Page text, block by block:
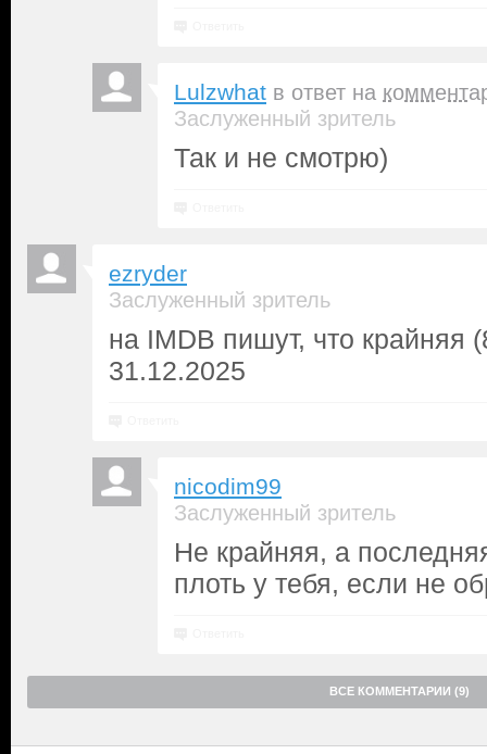
Lulzwhat в ответ на
Заслуженный зритель
Так и не смотрю)
ezryder
Заслуженный зритель
на IMDB пишут, что крайняя
31.12.2025
nicodim99
Заслуженный зритель
Не крайняя, а
плоть у тебя, если не
ВСЕ КОММЕНТАРИИ (9)